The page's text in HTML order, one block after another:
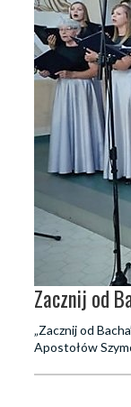
Zacznij od
„Zacznij od
Apostołów